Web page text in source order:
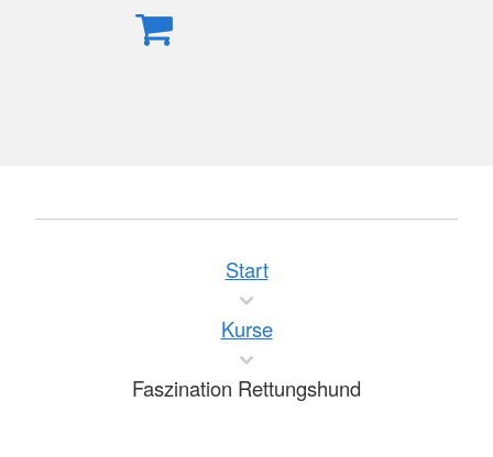
Start
Kurse
Faszination Rettungshund